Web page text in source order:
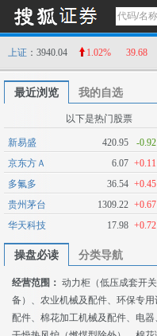
上证 ：3940.04 1.02% 39.68
最近浏览 我的自选
以下是热门股票
新易盛 420.95 -0.92
京东方Ａ
6.07 +0.11
多氟多
36.54 +0.45
贵州茅台
1309.22 +0.67
华天科技
17.98 +0.72
操盘必读 分类导航
经营范围： 动力柜（低压成套开
备）、农业机械及配件、环保专用
配件、棉花加工机械及配件、电器